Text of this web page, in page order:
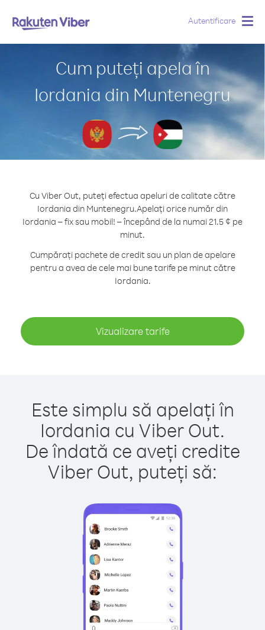
Autentificare
Cum puteți apela în
Iordania din Muntenegru
Cu Viber Out, puteți efectua apeluri de calitate către
Iordania din Muntenegru.Apelați orice număr din
Iordania – fix sau mobil! – începând de la numai 21.5 ¢ pe
minut.
Cumpărați pachete de credit sau un plan de apelare
pentru a avea de cele mai bune tarife pe minut către
Iordania.
Vizualizare tarife
Este simplu să apelați în
Iordania cu Viber Out.
De îndată ce aveți credite
Viber Out, puteți să: